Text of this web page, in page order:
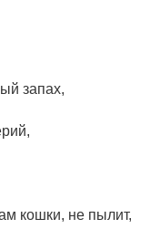
запах,
кошки, не пылит,